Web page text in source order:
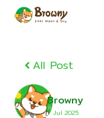
All Post
Browny
7 Jul 2O25